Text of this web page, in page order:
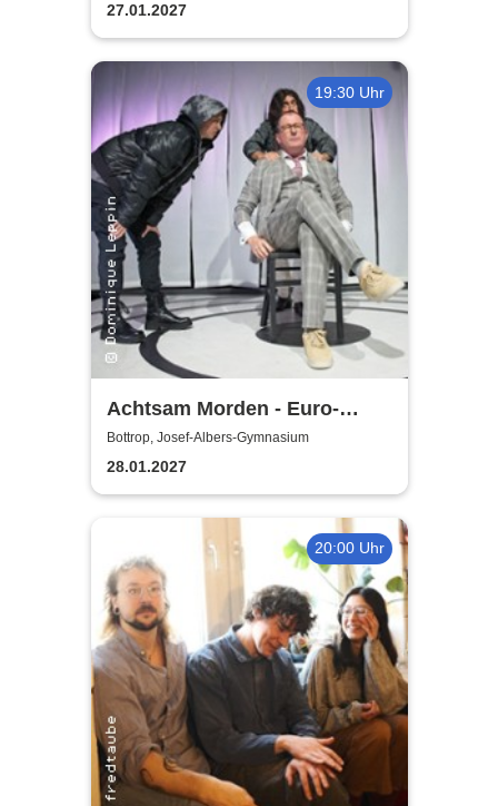
27.01.2027
19:30 Uhr
Achtsam Morden - Euro-
Studio Landgraf
Bottrop, Josef-Albers-Gymnasium
28.01.2027
20:00 Uhr